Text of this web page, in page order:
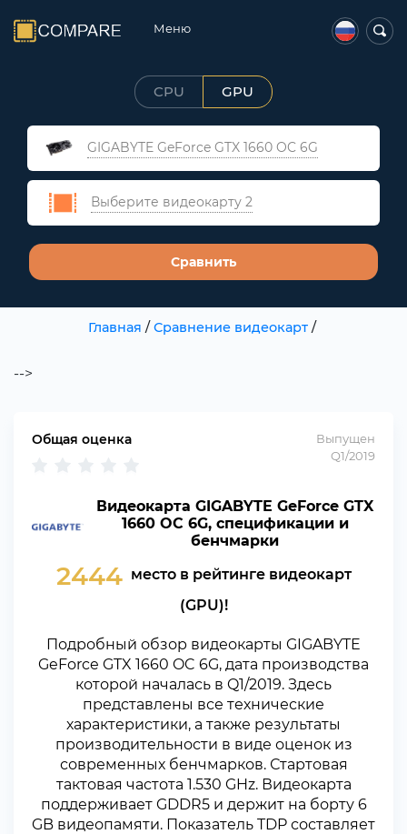
Меню
CPU GPU
GIGABYTE GeForce GTX 1660 OC 6G
Выберите видеокарту 2
Сравнить
Главная / Сравнение видеокарт/
-->
Общая оценка
Выпущен
Q1/2019
Видеокарта GIGABYTE GeForce GTX
1660 OC 6G, спецификации и
бенчмарки
2444 место в рейтинге видеокарт
(GPU)!
Подробный обзор видеокарты GIGABYTE
GeForce GTX 1660 OC 6G, дата производства
которой началась в Q1/2019. Здесь
представлены все технические
характеристики, а также результаты
производительности в виде оценок из
современных бенчмарков. Стартовая
тактовая частота 1.530 GHz. Видеокарта
поддерживает GDDR5 и держит на борту 6
GB видеопамяти. Показатель TDP составляет